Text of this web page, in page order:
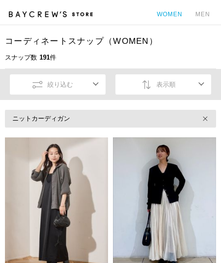
WOMEN MEN
コーディネートスナップ（WOMEN）
スナップ数 191件
絞り込む 表示順
ニットカーディガン